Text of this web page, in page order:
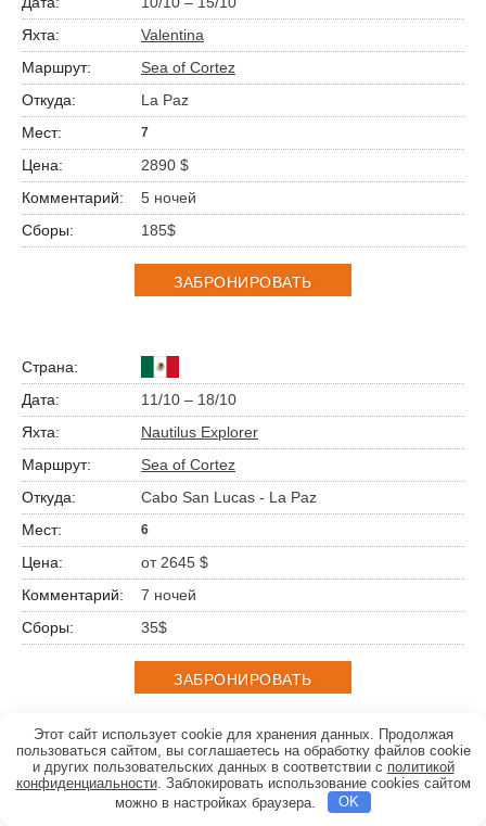
Valentina
Sea of Cortez
La Paz
7
2890 $
5 ночей
185$
ЗАБРОНИРОВАТЬ
11/10 – 18/10
Nautilus Explorer
Sea of Cortez
Cabo San Lucas - La Paz
6
от 2645 $
7 ночей
35$
ЗАБРОНИРОВАТЬ
16/10 – 22/10
Этот сайт использует cookie для хранения данных. Продолжая
пользоваться сайтом, вы соглашаетесь на обработку файлов cookie
и других пользовательских данных в соответствии с политикой
конфиденциальности. Заблокировать использование cookies сайтом
можно в настройках браузера.
OK